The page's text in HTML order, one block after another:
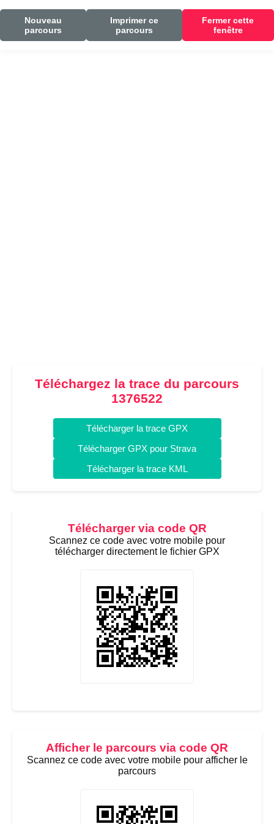
Nouveau
parcours
Imprimer ce
parcours
Fermer cette
fenêtre
Téléchargez la trace du parcours
1376522
Télécharger la trace GPX
Télécharger GPX pour Strava
Télécharger la trace KML
Télécharger via code QR
Scannez ce code avec votre mobile pour
télécharger directement le fichier GPX
Afficher le parcours via code QR
Scannez ce code avec votre mobile pour afficher le
parcours